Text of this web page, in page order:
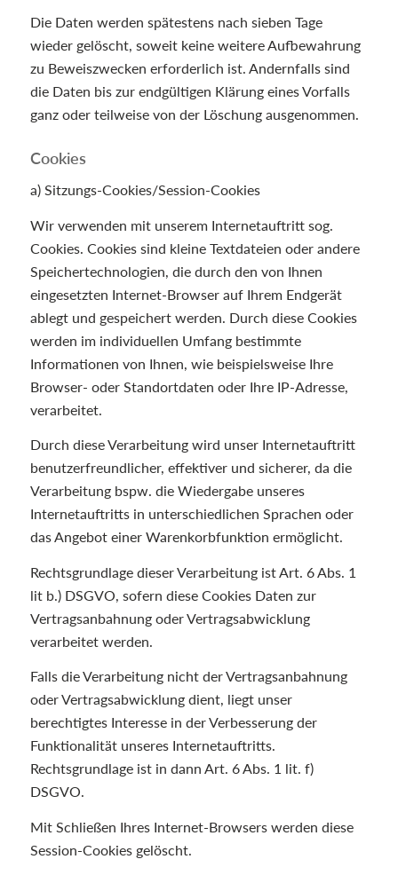
Die Daten werden spätestens nach sieben Tage
wieder gelöscht, soweit keine weitere Aufbewahrung
zu Beweiszwecken erforderlich ist. Andernfalls sind
die Daten bis zur endgültigen Klärung eines Vorfalls
ganz oder teilweise von der Löschung ausgenommen.
Cookies
a) Sitzungs-Cookies/Session-Cookies
Wir verwenden mit unserem Internetauftritt sog.
Cookies. Cookies sind kleine Textdateien oder andere
Speichertechnologien, die durch den von Ihnen
eingesetzten Internet-Browser auf Ihrem Endgerät
ablegt und gespeichert werden. Durch diese Cookies
werden im individuellen Umfang bestimmte
Informationen von Ihnen, wie beispielsweise Ihre
Browser- oder Standortdaten oder Ihre IP-Adresse,
verarbeitet.
Durch diese Verarbeitung wird unser Internetauftritt
benutzerfreundlicher, effektiver und sicherer, da die
Verarbeitung bspw. die Wiedergabe unseres
Internetauftritts in unterschiedlichen Sprachen oder
das Angebot einer Warenkorbfunktion ermöglicht.
Rechtsgrundlage dieser Verarbeitung ist Art. 6 Abs. 1
lit b.) DSGVO, sofern diese Cookies Daten zur
Vertragsanbahnung oder Vertragsabwicklung
verarbeitet werden.
Falls die Verarbeitung nicht der Vertragsanbahnung
oder Vertragsabwicklung dient, liegt unser
berechtigtes Interesse in der Verbesserung der
Funktionalität unseres Internetauftritts.
Rechtsgrundlage ist in dann Art. 6 Abs. 1 lit. f)
DSGVO.
Mit Schließen Ihres Internet-Browsers werden diese
Session-Cookies gelöscht.